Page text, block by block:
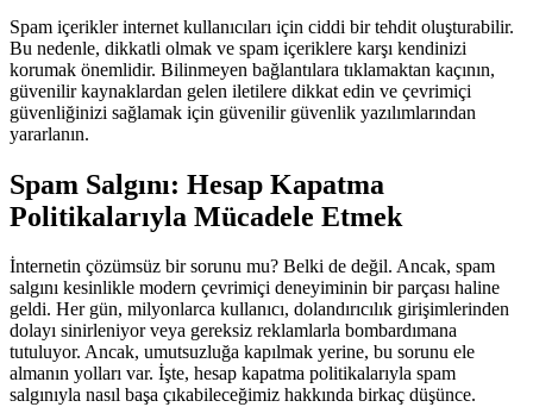
Spam içerikler internet kullanıcıları için ciddi bir tehdit oluşturabilir.
Bu nedenle, dikkatli olmak ve spam içeriklere karşı kendinizi
korumak önemlidir. Bilinmeyen bağlantılara tıklamaktan kaçının,
güvenilir kaynaklardan gelen iletilere dikkat edin ve çevrimiçi
güvenliğinizi sağlamak için güvenilir güvenlik yazılımlarından
yararlanın.
Spam Salgını: Hesap Kapatma
Politikalarıyla Mücadele Etmek
İnternetin çözümsüz bir sorunu mu? Belki de değil. Ancak, spam
salgını kesinlikle modern çevrimiçi deneyiminin bir parçası haline
geldi. Her gün, milyonlarca kullanıcı, dolandırıcılık girişimlerinden
dolayı sinirleniyor veya gereksiz reklamlarla bombardımana
tutuluyor. Ancak, umutsuzluğa kapılmak yerine, bu sorunu ele
almanın yolları var. İşte, hesap kapatma politikalarıyla spam
salgınıyla nasıl başa çıkabileceğimiz hakkında birkaç düşünce.